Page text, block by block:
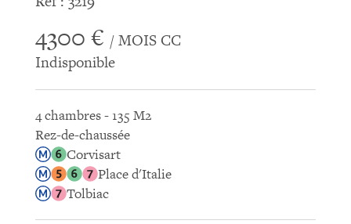
4300 € / MOIS CC
Indisponible
4 chambres - 135 M2
Rez-de-chaussée
Corvisart
Place d'Italie
Tolbiac